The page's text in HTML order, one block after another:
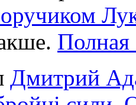
Дмитрий